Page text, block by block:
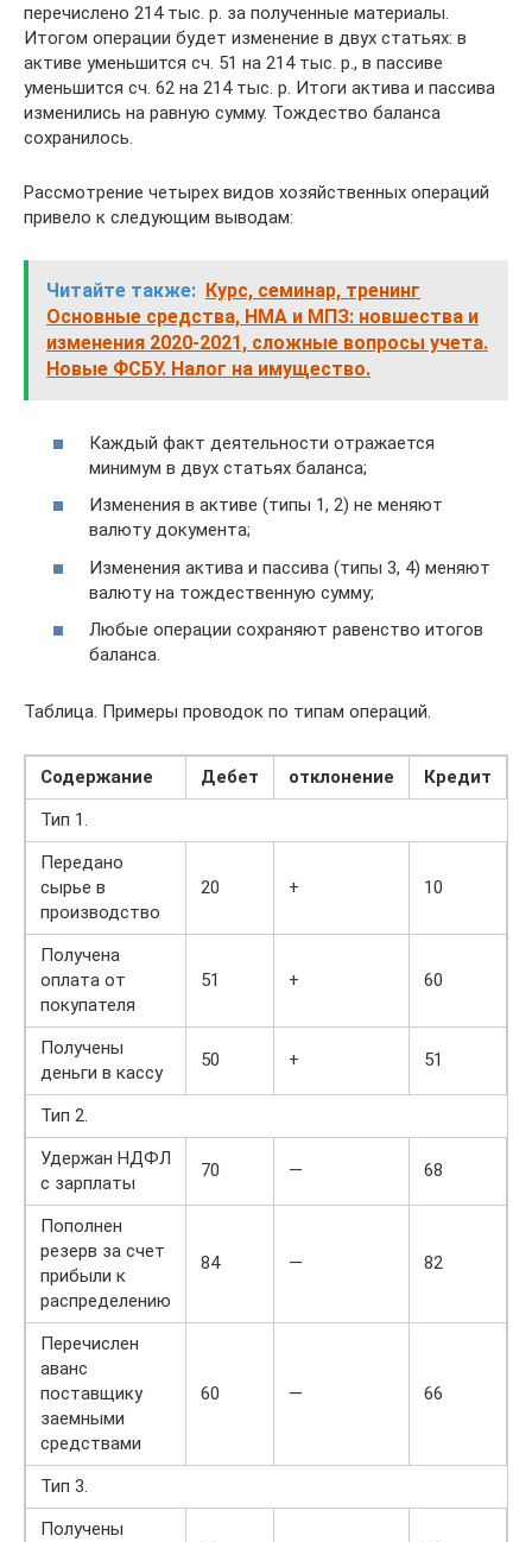
перечислено 214 тыс. р. за полученные материалы.
Итогом операции будет изменение в двух статьях: в
активе уменьшится сч. 51 на 214 тыс. р., в пассиве
уменьшится сч. 62 на 214 тыс. р. Итоги актива и пассива
изменились на равную сумму. Тождество баланса
сохранилось.
Рассмотрение четырех видов хозяйственных операций
привело к следующим выводам:
Читайте также: Курс, семинар, тренинг
Основные средства, НМА и МПЗ: новшества и
изменения 2020-2021, сложные вопросы учета.
Новые ФСБУ. Налог на имущество.
Каждый факт деятельности отражается
минимум в двух статьях баланса;
Изменения в активе (типы 1, 2) не меняют
валюту документа;
Изменения актива и пассива (типы 3, 4) меняют
валюту на тождественную сумму;
Любые операции сохраняют равенство итогов
баланса.
Таблица. Примеры проводок по типам операций.
Содержание Дебет отклонение Кредит
Тип 1.
Передано
сырье в
производство
20 + 10
Получена
оплата от
покупателя
51 + 60
Получены
деньги в кассу
50 + 51
Тип 2.
Удержан НДФЛ
с зарплаты
70 — 68
Пополнен
резерв за счет
прибыли к
распределению
84 — 82
Перечислен
аванс
поставщику
заемными
средствами
60 — 66
Тип 3.
Получены